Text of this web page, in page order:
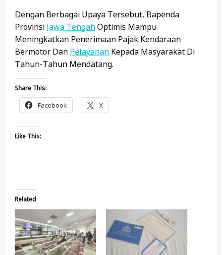
Dengan Berbagai Upaya Tersebut, Bapenda
Provinsi Jawa TengahOptimis Mampu
Meningkatkan Penerimaan Pajak Kendaraan
Bermotor Dan Pelayanan Kepada Masyarakat Di
Tahun-Tahun Mendatang.
Share This:
Facebook X
Like This:
Related